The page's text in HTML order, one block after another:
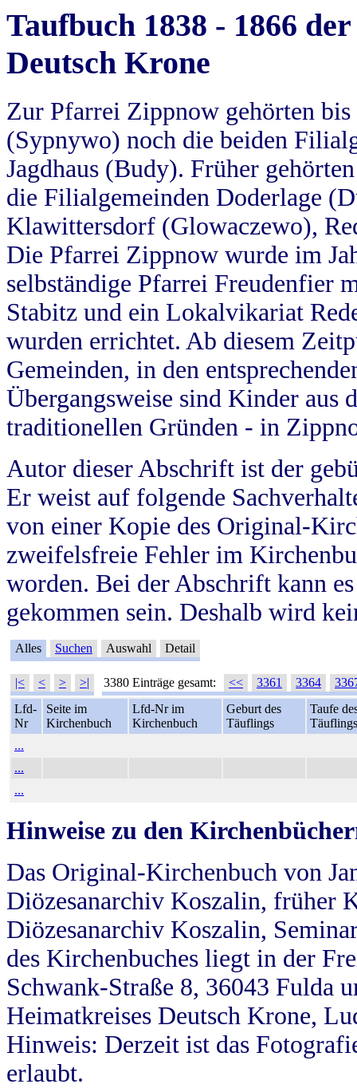
Taufbuch 1838 - 1866
Deutsch Krone
Zur Pfarrei Zippnow gehörten
(Sypnywo) noch die beiden
Jagdhaus (Budy). Früher
die Filialgemeinden Doderlage
Klawittersdorf (Glowaczewo),
Die Pfarrei Zippnow wurde im
selbständige Pfarrei Freudenfier
Stabitz und ein Lokalvikariat
wurden errichtet. Ab diesem
Gemeinden, in den
Übergangsweise sind Kinder aus
traditionellen Gründen - in
Autor dieser Abschrift ist der
Er weist auf folgende
von einer Kopie des Original-
zweifelsfreie Fehler im
worden. Bei der Abschrift kann
gekommen sein. Deshalb wird
Alles Suchen Auswahl Detail
|< < > >| 3380 Einträge gesamt: << 3361 3364
Lfd-
Nr
Seite im
Kirchenbuch
Lfd-Nr im
Kirchenbuch
Geburt des
Täuflings
Taufe
Täuflings
...
...
...
Hinweise zu den
Das Original-Kirchenbuch von
Diözesanarchiv Koszalin, früher
Diözesanarchiv Koszalin,
des Kirchenbuches liegt in der
Schwank-Straße 8, 36043 Fulda
Heimatkreises Deutsch Krone,
Hinweis: Derzeit ist das
erlaubt.